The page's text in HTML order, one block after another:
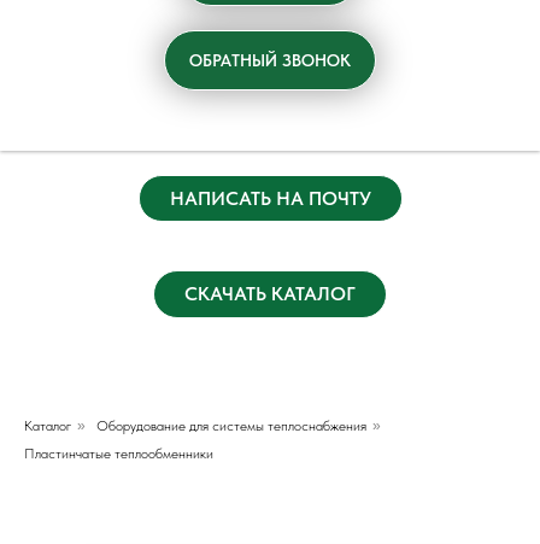
ОБРАТНЫЙ ЗВОНОК
НАПИСАТЬ НА ПОЧТУ
СКАЧАТЬ КАТАЛОГ
Каталог » Оборудование для системы теплоснабжения »
Пластинчатые теплообменники